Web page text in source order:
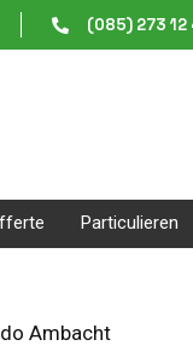
(085) 273 12
Particulieren
Ambacht